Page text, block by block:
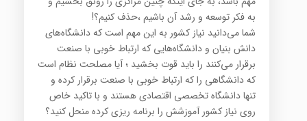
به فکر توسعه و رشد آن باشیم ،حذف کنیم؟!
شما می‌دانید نیاز کشور به این مهم است که دانشگاه‌های
دانش بنیان و دانشگاه‌هایی که ارتباط خوبی با صنعت
برقرار می‌کنند را باید قوت بخشید ؛ آیا مصلحت نظام است
که دانشگاهی را که ارتباط خوبی با صنعت برقرار کرده و
تنها دانشگاه تخصصی اقتصادی هستند و با تاکید خاص
روی نیاز کشور آموزشش را برنامه ریزی کرده منحل کنید؟